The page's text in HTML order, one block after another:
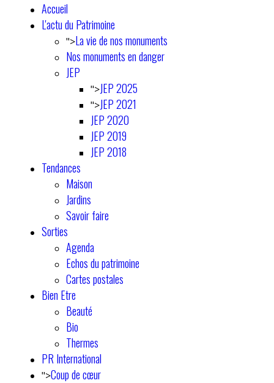
Accueil
L'actu du Patrimoine
">La vie de nos monuments
Nos monuments en danger
JEP
">JEP 2025
">JEP 2021
JEP 2020
JEP 2019
JEP 2018
Tendances
Maison
Jardins
Savoir faire
Sorties
Agenda
Echos du patrimoine
Cartes postales
Bien Etre
Beauté
Bio
Thermes
PR International
">Coup de cœur